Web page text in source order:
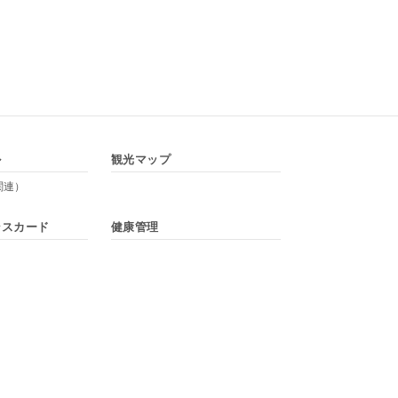
）
観光マップ
カード 健康管理